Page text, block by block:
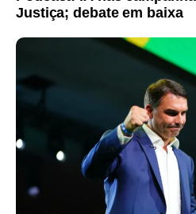
Justiça; debate em baixa